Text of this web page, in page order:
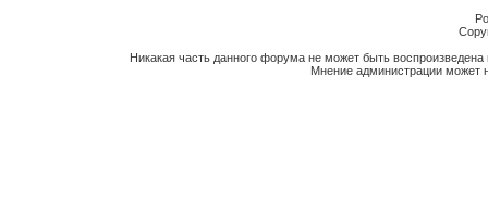
Никакая часть данного форума не может быть
Мнение администрации может